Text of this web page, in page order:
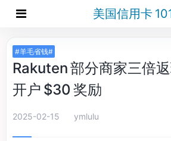
美国信用卡
#羊毛省钱#
Rakuten 部分商家三倍
开户 $30 奖励
2025-02-15 ymlulu